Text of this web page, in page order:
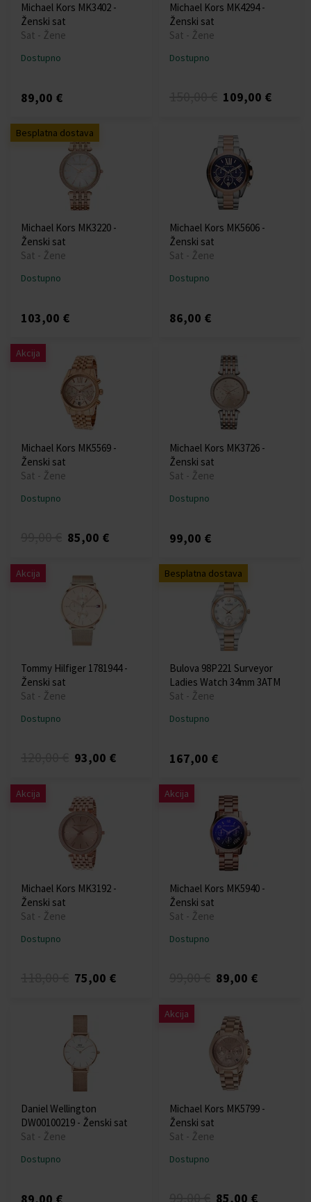
Michael Kors MK3402 -
Ženski sat
Sat - Žene
Dostupno
89,00 €
Michael Kors MK4294 -
Ženski sat
Sat - Žene
Dostupno
109,00 €
Besplatna dostava
Michael Kors MK3220 -
Ženski sat
Sat - Žene
Dostupno
103,00 €
Michael Kors MK5606 -
Ženski sat
Sat - Žene
Dostupno
86,00 €
Akcija
Michael Kors MK5569 -
Ženski sat
Sat - Žene
Dostupno
85,00 €
Michael Kors MK3726 -
Ženski sat
Sat - Žene
Dostupno
99,00 €
Akcija
Tommy Hilfiger 1781944 -
Ženski sat
Sat - Žene
Dostupno
93,00 €
Besplatna dostava
Bulova 98P221 Surveyor
Ladies Watch 34mm 3ATM
Sat - Žene
Dostupno
167,00 €
Akcija
Michael Kors MK3192 -
Ženski sat
Sat - Žene
Dostupno
75,00 €
Akcija
Michael Kors MK5940 -
Ženski sat
Sat - Žene
Dostupno
89,00 €
Daniel Wellington
DW00100219 - Ženski sat
Sat - Žene
Dostupno
Akcija
Michael Kors MK5799 -
Ženski sat
Sat - Žene
Dostupno
85,00 €